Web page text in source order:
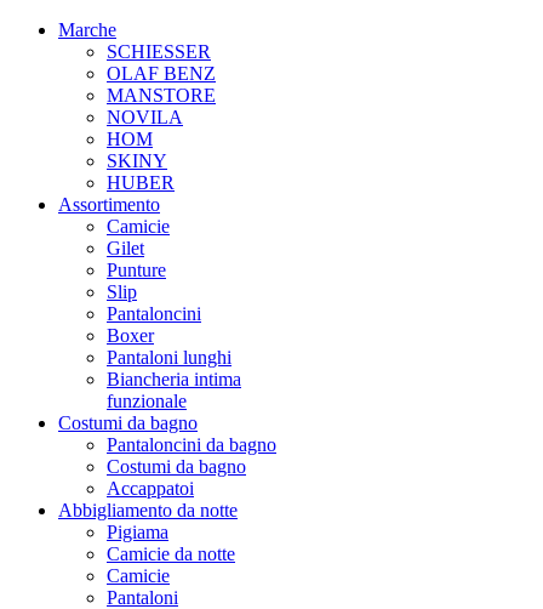
Marche
SCHIESSER
OLAF BENZ
MANSTORE
NOVILA
HOM
SKINY
HUBER
Assortimento
Camicie
Gilet
Punture
Slip
Pantaloncini
Boxer
Pantaloni lunghi
Biancheria intima
funzionale
Costumi da bagno
Pantaloncini da bagno
Costumi da bagno
Accappatoi
Abbigliamento da notte
Pigiama
Camicie da notte
Camicie
Pantaloni